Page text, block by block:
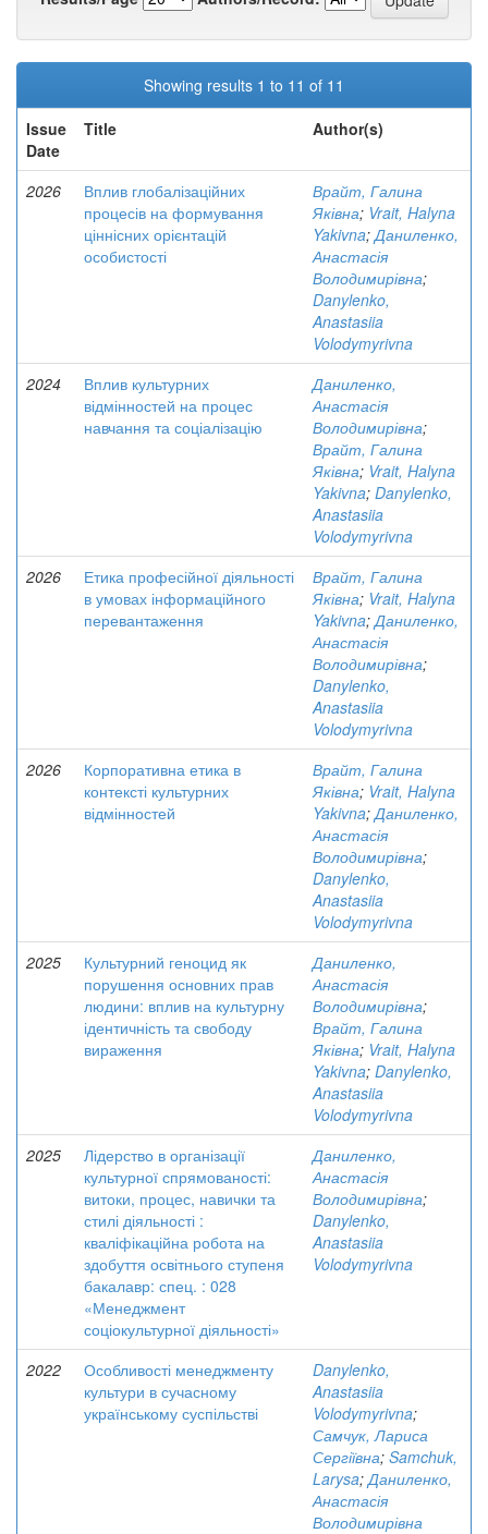
Showing results 1 to 11 of 11
Issue
Date
Title Author(s)
2026
Вплив глобалізаційних
процесів на формування
ціннісних орієнтацій
особистості
Врайт, Галина
Яківна; Vrait, Halyna
Yakivna;Даниленко,
Анастасія
Володимирівна;
Danylenko,
Anastasiia
Volodymyrivna
2024
Вплив культурних
відмінностей на процес
навчання та соціалізацію
Даниленко,
Анастасія
Володимирівна;
Врайт, Галина
Яківна; Vrait, Halyna
Yakivna; Danylenko,
Anastasiia
Volodymyrivna
2026
Етика професійної діяльності
в умовах інформаційного
перевантаження
Врайт, Галина
Яківна; Vrait, Halyna
Yakivna;Даниленко,
Анастасія
Володимирівна;
Danylenko,
Anastasiia
Volodymyrivna
2026
Корпоративна етика в
контексті культурних
відмінностей
Врайт, Галина
Яківна; Vrait, Halyna
Yakivna;Даниленко,
Анастасія
Володимирівна;
Danylenko,
Anastasiia
Volodymyrivna
2025
Культурний геноцид як
порушення основних прав
людини: вплив на культурну
ідентичність та свободу
вираження
Даниленко,
Анастасія
Володимирівна;
Врайт, Галина
Яківна; Vrait, Halyna
Yakivna; Danylenko,
Anastasiia
Volodymyrivna
2025
Лідерство в організації
культурної спрямованості:
витоки, процес, навички та
стилі діяльності :
кваліфікаційна робота на
здобуття освітнього ступеня
бакалавр: спец. : 028
«Менеджмент
соціокультурної діяльності»
Даниленко,
Анастасія
Володимирівна;
Danylenko,
Anastasiia
Volodymyrivna
2022
Особливості менеджменту
культури в сучасному
українському суспільстві
Danylenko,
Anastasiia
Volodymyrivna;
Самчук, Лариса
Сергіївна; Samchuk,
Larysa;Даниленко,
Анастасія
Володимирівна